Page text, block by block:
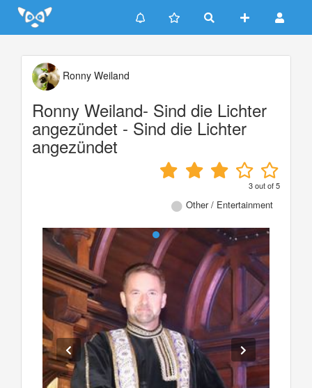
Update cookies preferences
Ronny Weiland
Ronny Weiland- Sind die Lichter
angezündet - Sind die Lichter
angezündet
3out of5
Other / Entertainment